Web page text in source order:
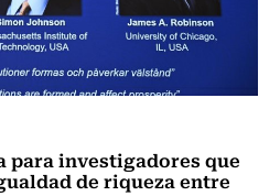
para investigadores que
de riqueza entre